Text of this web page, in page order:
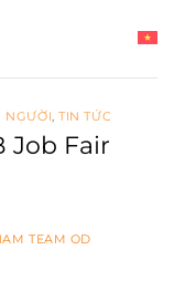
NGƯỜI,TIN TỨC
Job Fair
TEAM OD